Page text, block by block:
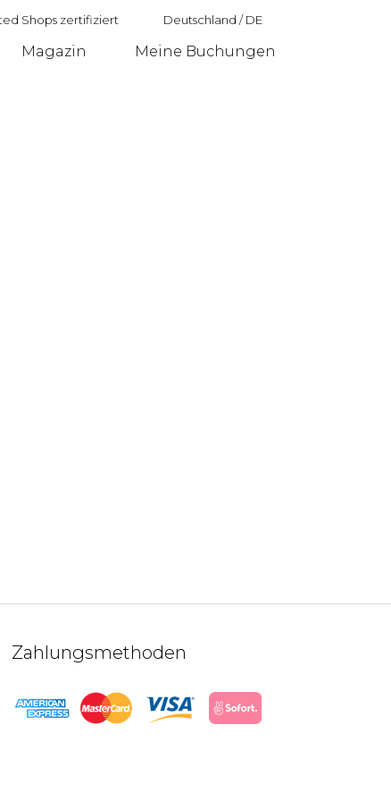
Shops zertifiziert Deutschland /DE
Magazin Meine Buchungen
Zahlungsmethoden